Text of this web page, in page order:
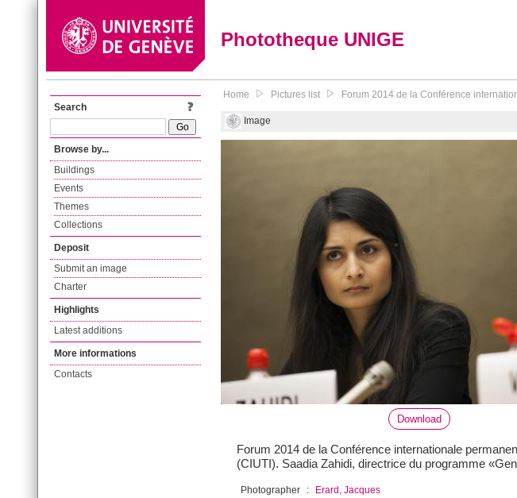
Phototheque UNIGE
Search
Browse by...
Buildings
Events
Themes
Collections
Deposit
Submit an image
Charter
Highlights
Latest additions
More informations
Contacts
Home Pictures list Forum 2014 de la Conférence
Image
Download
Forum 2014 de la Conférence internationale
(CIUTI). Saadia Zahidi, directrice du programme
Photographer : Erard, Jacques